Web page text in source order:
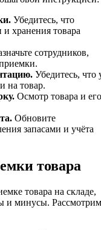
Убедитесь, что
хранения товара
сотрудников,
Убедитесь, что
на товар.
Осмотр товара и его
Обновите
запасами и учёта
товара
товара на складе,
и минусы. Рассмотрим